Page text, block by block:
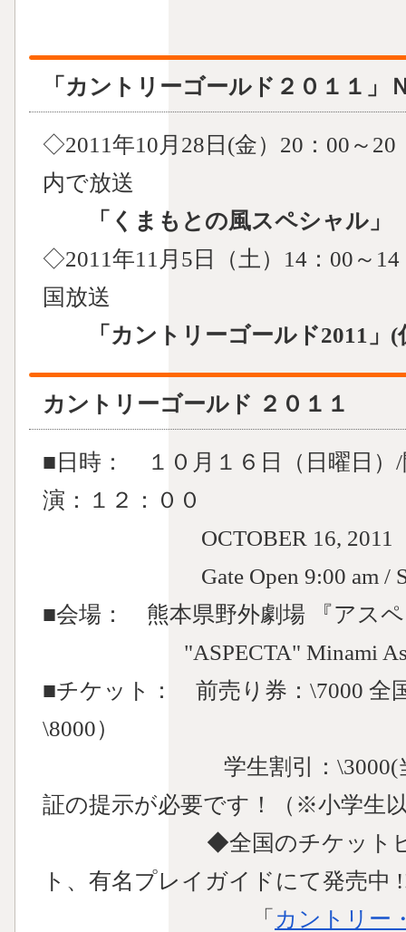
「カントリーゴールド２０１１」
◇2011年10月28日(金）20：00～
内で放送
「くまもとの風スペシャル」
◇2011年11月5日（土）14：00～
国放送
「カントリーゴールド2011」(
カントリーゴールド ２０１１
■日時： １０月１６日（日曜日）
演：１２：００
OCTOBER 16, 2011
Gate Open 9:00 am / Start
■会場： 熊本県野外劇場 『アス
"ASPECTA" Minami
■チケット： 前売り券：\7000 全
\8000）
学生割引：\3000(当日
証の提示が必要です！（※小学生
◆全国のチケットピア、
ト、有名プレイガイドにて発売中
「 カントリー